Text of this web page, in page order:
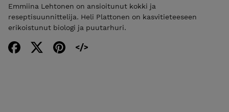
Emmiina Lehtonen on ansioitunut kokki ja
reseptisuunnittelija. Heli Plattonen on kasvitieteeseen
erikoistunut biologi ja puutarhuri.